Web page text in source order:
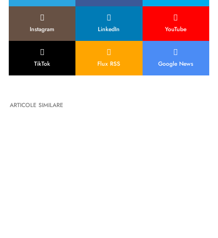
Instagram LinkedIn YouTube
TikTok Flux RSS Google News
ARTICOLE SIMILARE